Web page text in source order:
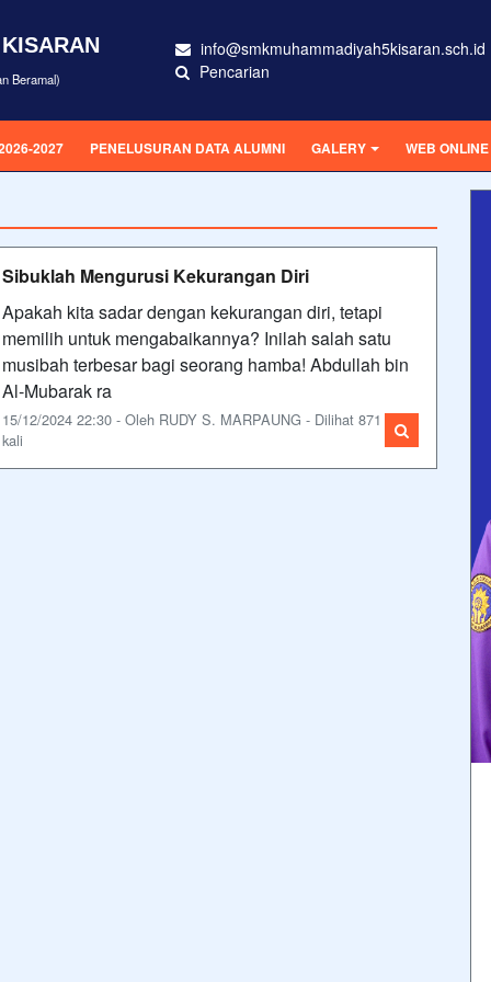
Beramal)
info@smkmuhammadiyah5kisaran.sch.id
Pencarian
2027 PENELUSURAN DATA ALUMNI GALERY WEB ONLINE
Sibuklah Mengurusi Kekurangan Diri
Apakah kita sadar dengan kekurangan diri, tetapi
memilih untuk mengabaikannya? Inilah salah satu
musibah terbesar bagi seorang hamba! Abdullah bin
Al-Mubarak ra
15/12/2024 22:30 - Oleh RUDY S. MARPAUNG - Dilihat 871
kali